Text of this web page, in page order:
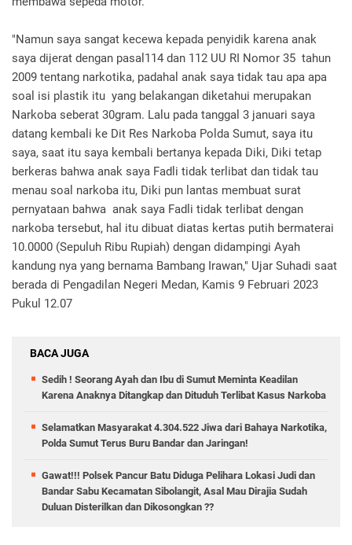
"Namun saya sangat kecewa kepada penyidik karena anak
saya dijerat dengan pasal114 dan 112 UU RI Nomor 35 tahun
2009 tentang narkotika, padahal anak saya tidak tau apa apa
soal isi plastik itu yang belakangan diketahui merupakan
Narkoba seberat 30gram. Lalu pada tanggal 3 januari saya
datang kembali ke Dit Res Narkoba Polda Sumut, saya itu
saya, saat itu saya kembali bertanya kepada Diki, Diki tetap
berkeras bahwa anak saya Fadli tidak terlibat dan tidak tau
menau soal narkoba itu, Diki pun lantas membuat surat
pernyataan bahwa anak saya Fadli tidak terlibat dengan
narkoba tersebut, hal itu dibuat diatas kertas putih bermaterai
10.0000 (Sepuluh Ribu Rupiah) dengan didampingi Ayah
kandung nya yang bernama Bambang Irawan," Ujar Suhadi saat
berada di Pengadilan Negeri Medan, Kamis 9 Februari 2023
Pukul 12.07
BACA JUGA
Sedih ! Seorang Ayah dan Ibu di Sumut Meminta Keadilan
Karena Anaknya Ditangkap dan Dituduh Terlibat Kasus Narkoba
Selamatkan Masyarakat 4.304.522 Jiwa dari Bahaya Narkotika,
Polda Sumut Terus Buru Bandar dan Jaringan!
Gawat!!! Polsek Pancur Batu Diduga Pelihara Lokasi Judi dan
Bandar Sabu Kecamatan Sibolangit, Asal Mau Dirajia Sudah
Duluan Disterilkan dan Dikosongkan ??